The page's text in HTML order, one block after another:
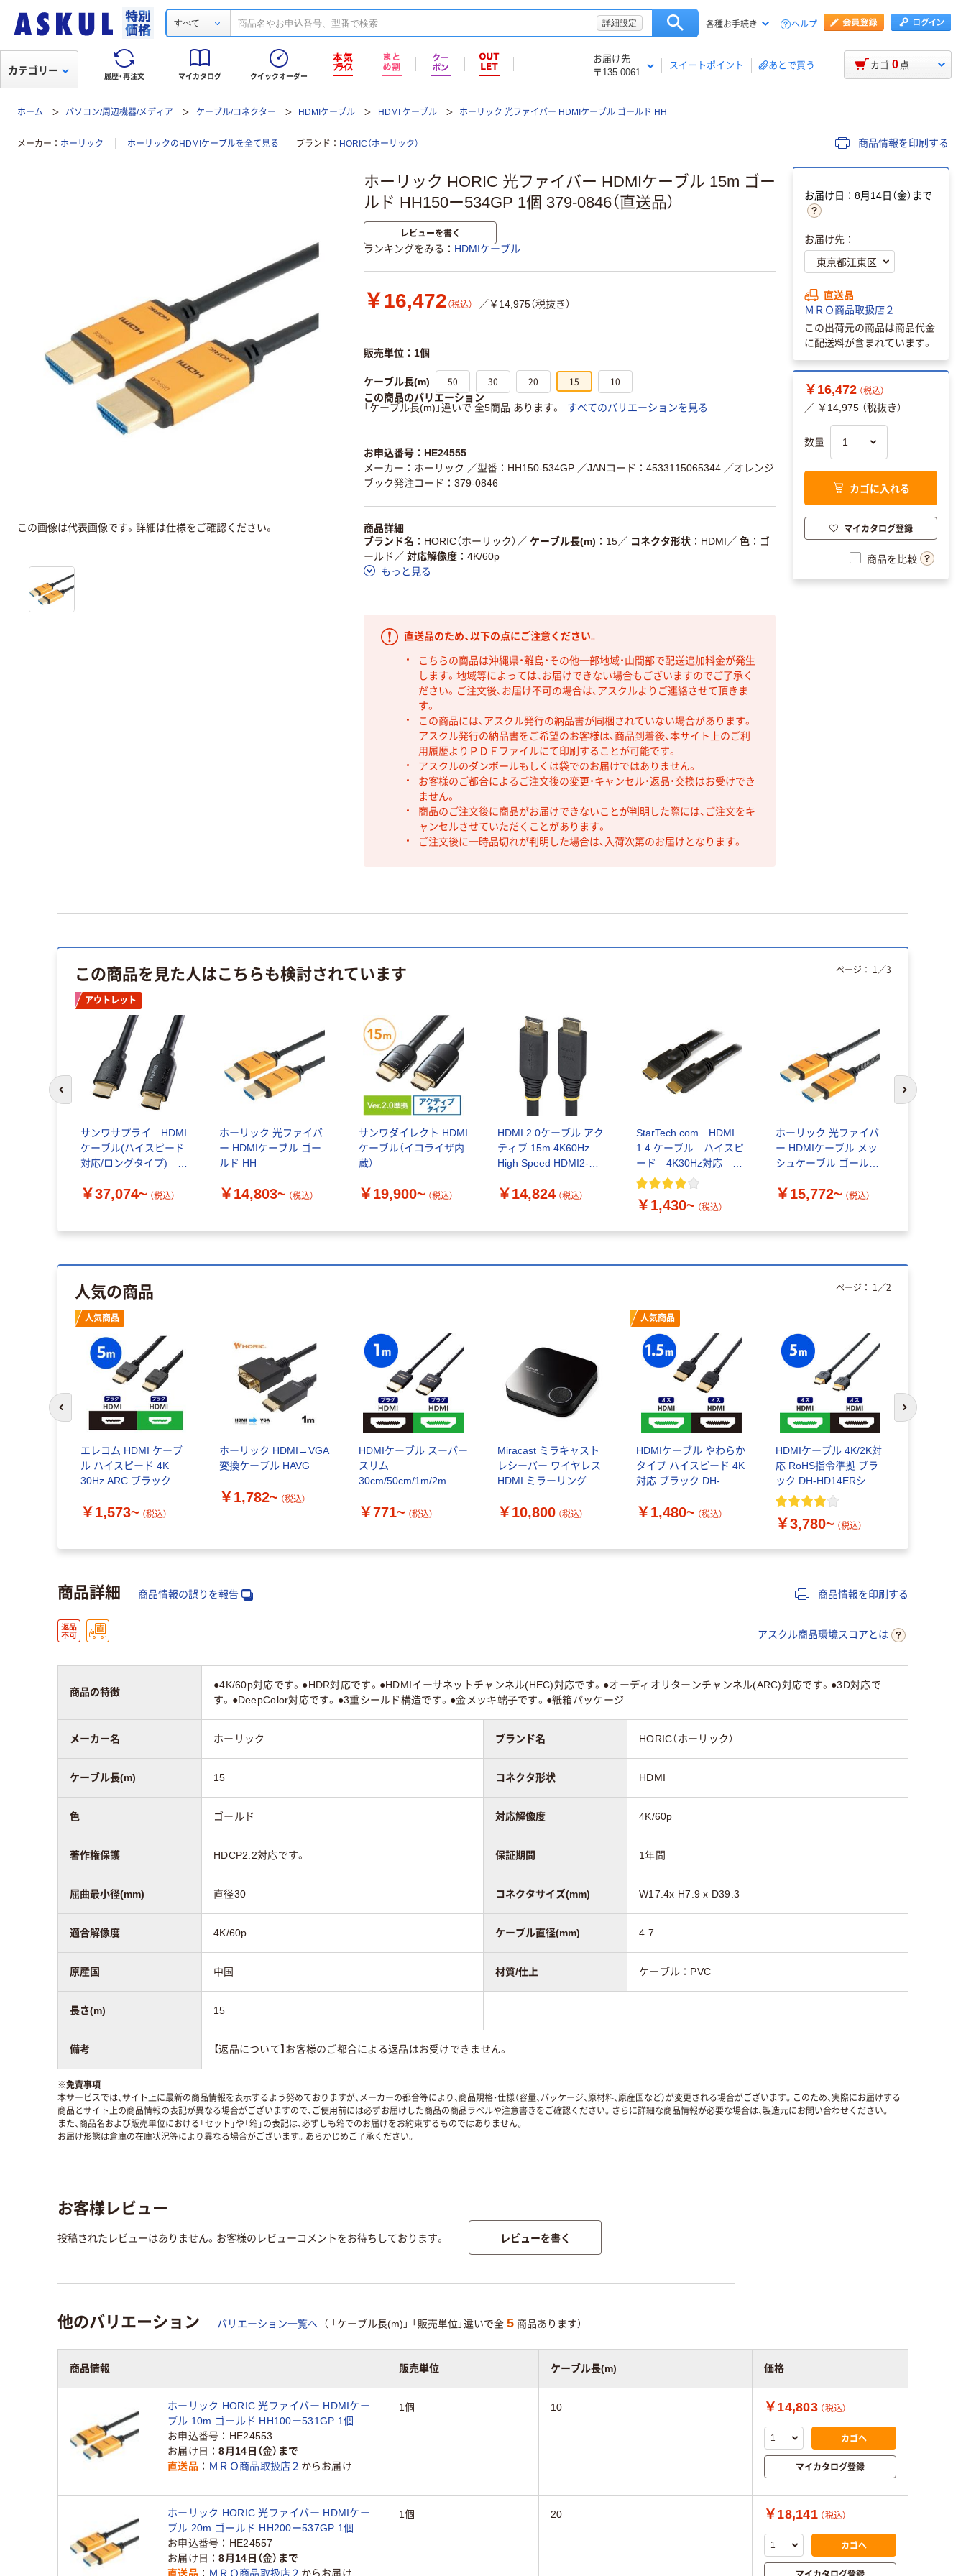
すべて 詳細設定 各種お手続き ヘルプ
履歴・再注文 マイカタログ クイックオーダー
お届け先
〒135-0061
スイートポイント あとで買う
カテゴリー カゴ 0 点
ホーム パソコン/周辺機器/メディア ケーブル/コネクター HDMIケーブル HDMI ケーブル ホーリック 光ファイバー HDMIケーブル ゴールド HH
メーカー ホーリック ホーリックのHDMIケーブルを全て見る ブランド HORIC（ホーリック） 商品情報を印刷する
ホーリック HORIC 光ファイバー HDMIケーブル 15m ゴー
ルド HH150ー534GP 1個 379-0846（直送品）
レビューを書く
ランキングをみる HDMIケーブル
￥16,472 （税込） ／￥14,975（税抜き）
販売単位：1個
ケーブル長(m) 50 30 20 15 10
この商品のバリエーション
「ケーブル長(m)」違いで 全5商品 あります。
すべてのバリエーションを見る
お申込番号：HE24555
メーカー：ホーリック ／型番：HH150-534GP ／JANコード：4533115065344 ／オレンジ
ブック発注コード：379-0846
商品詳細
ブランド名
HORIC（ホーリック） ／ ケーブル長(m) 15／ コネクタ形状 HDMI ／ 色
ゴ
ールド ／ 対応解像度
4K/60p
もっと見る
直送品のため、以下の点にご注意ください。
こちらの商品は沖縄県・離島・その他一部地域・山間部で配送追加料金が発生
します。地域等によっては、お届けできない場合もございますのでご了承く
ださい。ご注文後、お届け不可の場合は、アスクルよりご連絡させて頂きま
す。
この商品には、アスクル発行の納品書が同梱されていない場合があります。
アスクル発行の納品書をご希望のお客様は、商品到着後、本サイト上のご利
用履歴よりＰＤＦファイルにて印刷することが可能です。
アスクルのダンボールもしくは袋でのお届けではありません。
お客様のご都合によるご注文後の変更・キャンセル・返品・交換はお受けでき
ません。
商品のご注文後に商品がお届けできないことが判明した際には、ご注文をキ
ャンセルさせていただくことがあります。
ご注文後に一時品切れが判明した場合は、入荷次第のお届けとなります。
この画像は代表画像です。詳細は仕様をご確認ください。
お届け日：8月14日（金）まで
お届け先：
直送品
ＭＲＯ商品取扱店２
この出荷元の商品は商品代金
に配送料が含まれています。
￥16,472 （税込）
／ ￥14,975 （税抜き）
数量
カゴに入れる
マイカタログ登録
商品を比較
この商品を見た人はこちらも検討されています
アウトレット
サンワサプライ HDMI
ケーブル(ハイスピード
対応/ロングタイプ)
￥37,074~ （税込）
ホーリック 光ファイバ
ー HDMIケーブル ゴー
ルド HH
￥14,803~ （税込）
サンワダイレクト HDMI
ケーブル（イコライザ内
蔵）
￥19,900~ （税込）
HDMI 2.0ケーブル アク
ティブ 15m 4K60Hz
High Speed HDMI2-
（直送品）
￥14,824 （税込）
StarTech.com HDMI
1.4 ケーブル ハイスピ
ード 4K30Hz対応 ス
ターテック
￥1,430~ （税込）
ホーリック 光ファイバ
ー HDMIケーブル メッ
シュケーブル ゴールド
￥15,772~ （税込）
ページ： 1 ／3
前のスライドへ 次のスライド
人気の商品
人気商品
エレコム HDMI ケーブ
ル ハイスピード 4K
30Hz ARC ブラック
￥1,573~ （税込）
ホーリック HDMI→VGA
変換ケーブル HAVG
￥1,782~ （税込）
HDMIケーブル スーパー
スリム
30cm/50cm/1m/2m
エレコム
￥771~ （税込）
Miracast ミラキャスト
レシーバー ワイヤレス
HDMI ミラーリング ア
MRC03 エレコム 1個
￥10,800 （税込）
人気商品
HDMIケーブル やわらか
タイプ ハイスピード 4K
対応 ブラック DH-
コム
￥1,480~ （税込）
HDMIケーブル 4K/2K対
応 RoHS指令準拠 ブラ
ック DH-HD14ERシリ
ーズ エレコム
￥3,780~ （税込）
ページ： 1 ／2
前のスライドへ 次のスライド
商品詳細 商品情報の誤りを報告 商品情報を印刷する
アスクル商品環境スコアとは
商品の特徴
●4K/60p対応です。●HDR対応です。●HDMIイーサネットチャンネル(HEC)対応です。●オーディオリターンチャンネル(ARC)対応です。●3D対応で
す。●DeepColor対応です。●3重シールド構造です。●金メッキ端子です。●紙箱パッケージ
メーカー名 ホーリック ブランド名 HORIC（ホーリック）
ケーブル長(m) 15 コネクタ形状 HDMI
色 ゴールド 対応解像度 4K/60p
著作権保護 HDCP2.2対応です。 保証期間 1年間
屈曲最小径(mm) 直径30 コネクタサイズ(mm) W17.4x H7.9 x D39.3
適合解像度 4K/60p ケーブル直径(mm) 4.7
原産国 中国 材質/仕上 ケーブル：PVC
長さ(m) 15
備考 【返品について】お客様のご都合による返品はお受けできません。
※免責事項
本サービスでは、サイト上に最新の商品情報を表示するよう努めておりますが、メーカーの都合等により、商品規格・仕様（容量、パッケージ、原材料、原産国など）が変更される場合がございます。このため、実際にお届けする
商品とサイト上の商品情報の表記が異なる場合がございますので、ご使用前には必ずお届けした商品の商品ラベルや注意書きをご確認ください。さらに詳細な商品情報が必要な場合は、製造元にお問い合わせください。
また、商品名および販売単位における「セット」や「箱」の表記は、必ずしも箱でのお届けをお約束するものではありません。
お届け形態は倉庫の在庫状況等により異なる場合がございます。あらかじめご了承ください。
お客様レビュー
投稿されたレビューはありません。お客様のレビューコメントをお待ちしております。 レビューを書く
他のバリエーション バリエーション一覧へ （ 「ケーブル長(m)」 「販売単位」違いで全 5 商品あります）
商品情報 販売単位 ケーブル長(m) 価格
ホーリック HORIC 光ファイバー HDMIケー
ブル 10m ゴールド HH100ー531GP 1個
379-0850（直送品）
お申込番号
HE24553
お届け日
8月14日（金）まで
直送品
ＭＲＯ商品取扱店２ からお届け
1個 10 ￥14,803 （税込）
カゴへ
マイカタログ登録
ホーリック HORIC 光ファイバー HDMIケー
ブル 20m ゴールド HH200ー537GP 1個
379-0848（直送品）
お申込番号
HE24557
お届け日
8月14日（金）まで
直送品
ＭＲＯ商品取扱店２ からお届け
1個 20 ￥18,141 （税込）
カゴへ
マイカタログ登録